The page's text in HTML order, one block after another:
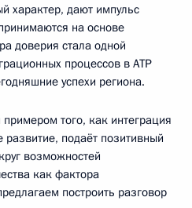
характер, дают импульс
на основе
доверия стала одной
процессов в АТР
успехи региона.
того, как интеграция
развитие, подаёт позитивный
возможностей
как фактора
построить разговор